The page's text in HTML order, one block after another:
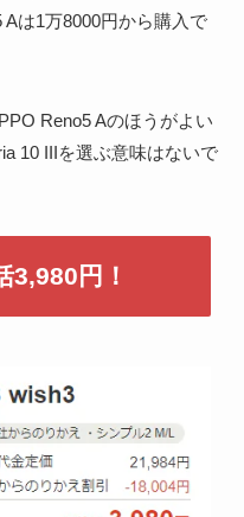
は1万8000円から購入で
Reno5 Aのほうがよい
10 IIIを選ぶ意味はないで
円！